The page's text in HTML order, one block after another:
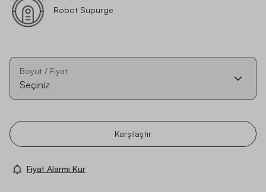
Robot Süpürge
Boyut / Fiyat
Seçiniz
Karşılaştır
Fiyat Alarmı Kur